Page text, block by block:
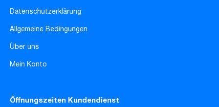
Datenschutzerklärung
Allgemeine Bedingungen
Über uns
Mein Konto
Öffnungszeiten Kundendienst